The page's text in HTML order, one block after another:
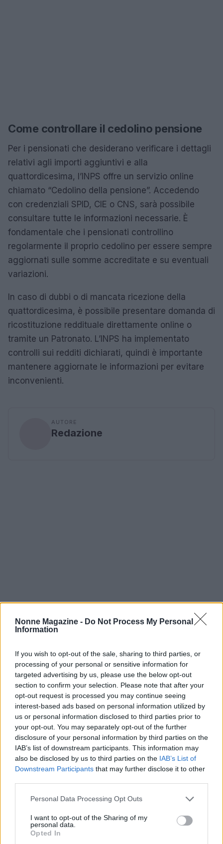
Nonne Magazine - Do Not Process My Personal
Information
If you wish to opt-out of the sale, sharing to third parties, or
processing of your personal or sensitive information for
targeted advertising by us, please use the below opt-out
section to confirm your selection. Please note that after your
opt-out request is processed you may continue seeing
interest-based ads based on personal information utilized by
us or personal information disclosed to third parties prior to
your opt-out. You may separately opt-out of the further
disclosure of your personal information by third parties on the
IAB’s list of downstream participants. This information may
also be disclosed by us to third parties on the IAB’s List of
Downstream Participants that may further disclose it to other
Please note that this website/app uses one or more Google
not limited to your visit or usage behaviour. You may click to
grant or deny consent to Google and its third-party tags to
use your data for below specified purposes in below Google
Personal Data Processing Opt Outs
I want to opt-out of the Sharing of my
personal data.
Opted In
Come controllare il cedolino pensione
Per i pensionati che desiderano verificare i dettagli
relativi agli importi aggiuntivi e alla
quattordicesima, l’INPS offre un servizio online
chiamato “Cedolino della pensione”. Accedendo
con credenziali SPID, CIE o CNS, sarà possibile
consultare tutte le informazioni necessarie. È
fondamentale che i pensionati controllino
regolarmente il proprio cedolino per essere sempre
aggiornati sulle somme accreditate e su eventuali
variazioni.
In caso di dubbi o di mancata ricezione della
quattordicesima, è possibile presentare domanda di
ricostituzione reddituale direttamente online o
tramite un Patronato. L’INPS ha implementato
controlli sui redditi dichiarati, quindi è importante
mantenere aggiornate le informazioni per evitare
inconvenienti.
AUTORE
Redazione
Continua a leggere
NEWS